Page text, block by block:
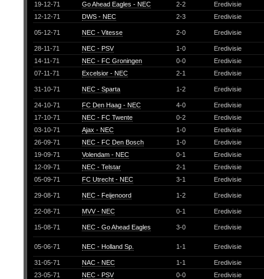
19-12-71
Go Ahead Eagles - NEC 2-2
Eredivisie
12-12-71
DWS - NEC 2-3 Eredivisie
05-12-71 NEC - Vitesse 2-0 Eredivisie
28-11-71 NEC - PSV 1-0
Eredivisie
14-11-71
NEC - FC Groningen 0-0
Eredivisie
07-11-71
Excelsior - NEC 2-1 Eredivisie
31-10-71 NEC - Sparta 1-2 Eredivisie
24-10-71 FC Den Haag - NEC 4-0
Eredivisie
17-10-71
NEC - FC Twente 0-2
Eredivisie
03-10-71
Ajax - NEC 1-0
Eredivisie
26-09-71
NEC - FC Den Bosch 1-0
Eredivisie
19-09-71
Volendam - NEC 0-1
Eredivisie
12-09-71
NEC - Telstar 2-1
Eredivisie
05-09-71
FC Utrecht - NEC 3-1 Eredivisie
29-08-71 NEC - Feijenoord 1-2 Eredivisie
22-08-71 MVV - NEC 0-1 Eredivisie
15-08-71 NEC - Go Ahead Eagles 3-0 Eredivisie
05-06-71 NEC - Holland Sp. 1-1 Eredivisie
31-05-71 NAC - NEC 1-1
Eredivisie
23-05-71
NEC - PSV 0-0
Eredivisie